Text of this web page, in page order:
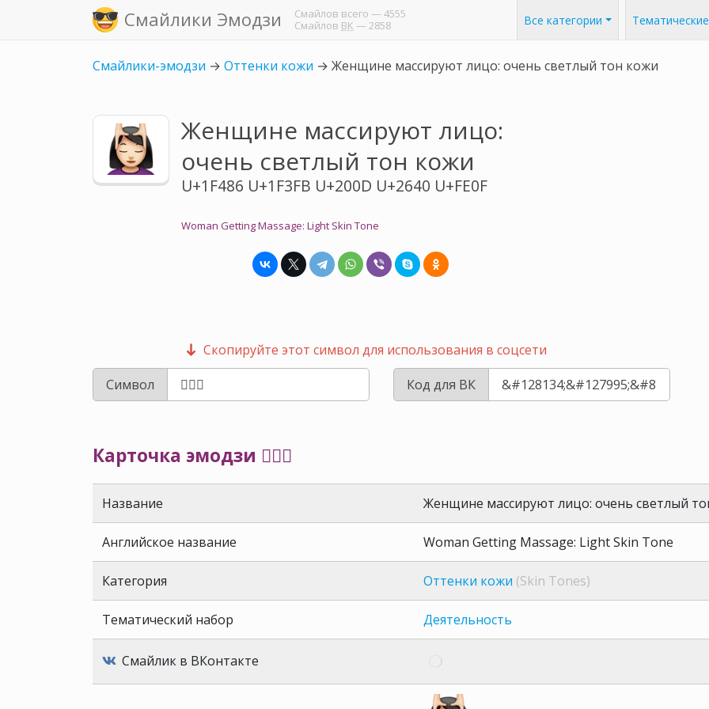
Смайлики Эмодзи Смайлов всего — 4555
Смайлов ВК — 2858 Все категории
Смайлики-эмодзи → Оттенки кожи → Женщине массируют лицо: очень светлый тон кожи
Женщине массируют лицо:
очень светлый тон кожи
U+1F486 U+1F3FB U+200D U+2640 U+FE0F
Woman Getting Massage: Light Skin Tone
Скопируйте этот символ для использования в соцсети
Символ
Код для ВК
Карточка эмодзи 💆🏻‍♀️
Название Женщине массируют лицо: очень светлый
Английское название Woman Getting Massage: Light Skin Tone
Категория Оттенки кожи (Skin Tones)
Тематический набор Деятельность
Смайлик в ВКонтакте